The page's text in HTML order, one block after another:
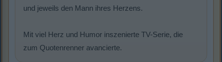
und jeweils den Mann ihres Herzens.
Mit viel Herz und Humor inszenierte TV-Serie, die
zum Quotenrenner avancierte.